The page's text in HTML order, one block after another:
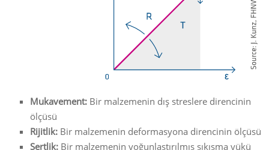
Mukavement: Bir malzemenin dış streslere direncinin
ölçüsü
Rijitlik: Bir malzemenin deformasyona direncinin ölçüsü
Sertlik: Bir malzemenin yoğunlaştırılmış sıkışma yükü